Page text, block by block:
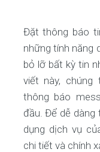
Đặt thông báo
những tính năng
bỏ lỡ bất kỳ tin
viết này,
thông báo
đầu. Để dễ dàng
dụng dịch vụ
chi tiết và chính